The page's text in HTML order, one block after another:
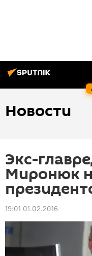
Новости
Экс-
Миронюк
19:01 01.02.2016